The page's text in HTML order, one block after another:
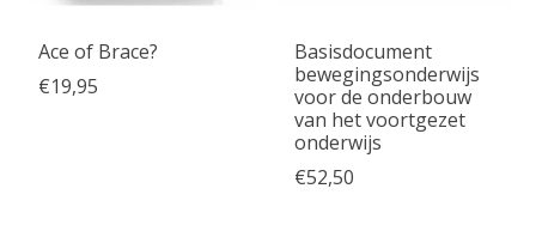
Ace of Brace?
€19,95
Basisdocument
bewegingsonderwijs
voor de onderbouw
van het voortgezet
onderwijs
€52,50